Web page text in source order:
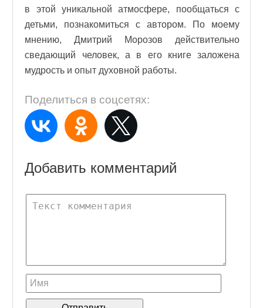
в этой уникальной атмосфере, пообщаться с
детьми, познакомиться с автором. По моему
мнению, Дмитрий Морозов действительно
сведающий человек, а в его книге заложена
мудрость и опыт духовной работы.
Поделиться в соцсетях:
Добавить комментарий